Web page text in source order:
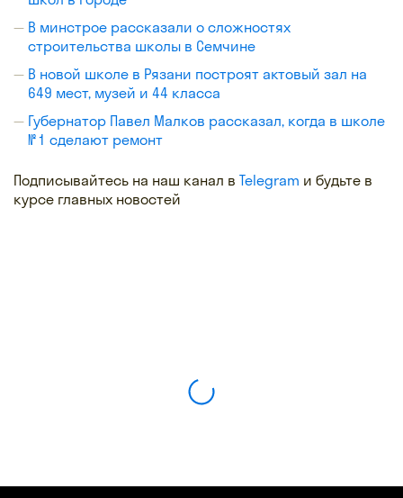
В минстрое рассказали о сложностях
строительства школы в Семчине
В новой школе в Рязани построят актовый зал на
649 мест, музей и 44 класса
Губернатор Павел Малков рассказал, когда в школе
№ 1 сделают ремонт
Подписывайтесь на наш канал в Telegram и будьте в
курсе главных новостей